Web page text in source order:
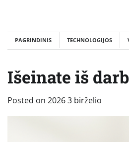
PAGRINDINIS TECHNOLOGIJOS
Išeinate iš
Posted on 2026 3 birželio